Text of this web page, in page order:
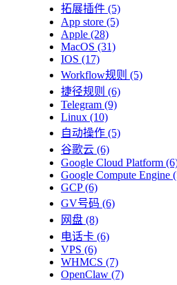
拓展插件 (5)
App store (5)
Apple (28)
MacOS (31)
IOS (17)
Workflow规则 (5)
捷径规则 (6)
Telegram (9)
Linux (10)
自动操作 (5)
谷歌云 (6)
Google Cloud Platform
Google Compute Engine
GCP(6)
GV号码 (6)
网盘 (8)
电话卡 (6)
VPS (6)
WHMCS (7)
OpenClaw (7)